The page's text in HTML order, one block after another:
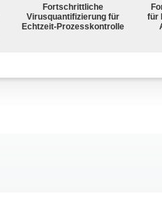
Fortschrittliche
Virusquantifizierung für
Echtzeit-Prozesskontrolle
für